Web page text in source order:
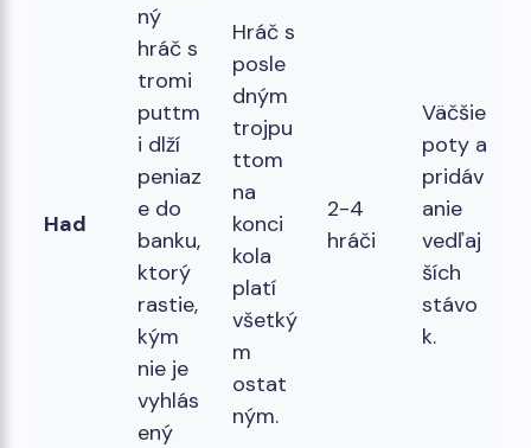
Had
ný
hráč s
tromi
puttm
i dlží
peniaz
e do
banku,
ktorý
rastie,
kým
nie je
vyhlás
ený
Hráč s
posle
dným
trojpu
ttom
na
konci
kola
platí
všetký
m
ostat
ným.
2-4
hráči
Väčšie
poty a
pridáv
anie
vedľaj
ších
stávo
k.